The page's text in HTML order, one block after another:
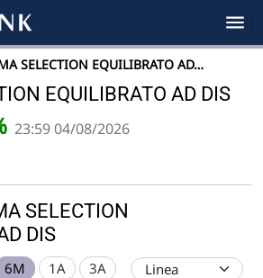
SELECTION EQUILIBRATO AD…
EQUILIBRATO AD DIS
23:59 04/08/2026
SELECTION
DIS
6M 1A 3A